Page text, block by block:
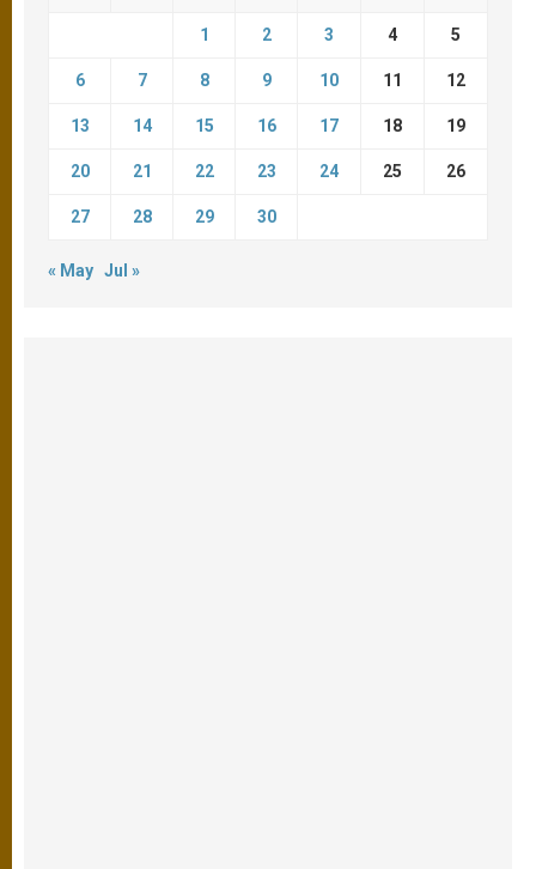
1 2 3 4 5
6 7 8 9 10 11 12
13 14 15 16 17 18 19
20 21 22 23 24 25 26
27 28 29 30
« May Jul »